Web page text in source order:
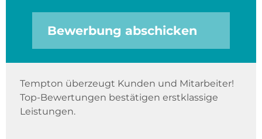
Bewerbung abschicken
Tempton überzeugt Kunden und Mitarbeiter!
Top-Bewertungen bestätigen erstklassige
Leistungen.